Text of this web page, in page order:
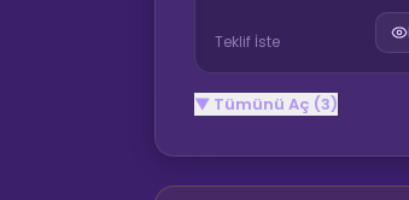
Teklif İste
▼ Tümünü Aç (3)